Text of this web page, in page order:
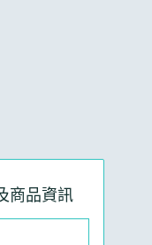
商品資訊